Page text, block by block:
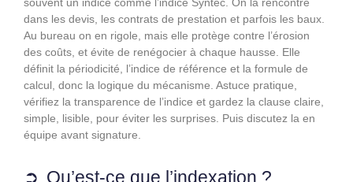
dans les devis, les contrats de prestation et parfois les baux.
Au bureau on en rigole, mais elle protège contre l’érosion
des coûts, et évite de renégocier à chaque hausse. Elle
définit la périodicité, l’indice de référence et la formule de
calcul, donc la logique du mécanisme. Astuce pratique,
vérifiez la transparence de l’indice et gardez la clause claire,
simple, lisible, pour éviter les surprises. Puis discutez la en
équipe avant signature.
Qu’est-ce que l’indexation ?